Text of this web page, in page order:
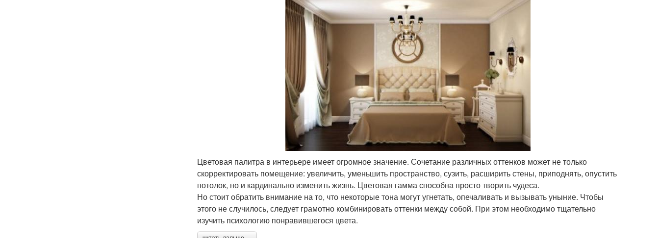
Цветовая палитра в интерьере имеет огромное значение. Сочетание различных оттенков может не только
скорректировать помещение: увеличить, уменьшить пространство, сузить, расширить стены, приподнять, опустить
потолок, но и кардинально изменить жизнь. Цветовая гамма способна просто творить чудеса.
Но стоит обратить внимание на то, что некоторые тона могут угнетать, опечаливать и вызывать уныние. Чтобы
этого не случилось, следует грамотно комбинировать оттенки между собой. При этом необходимо тщательно
изучить психологию понравившегося цвета.